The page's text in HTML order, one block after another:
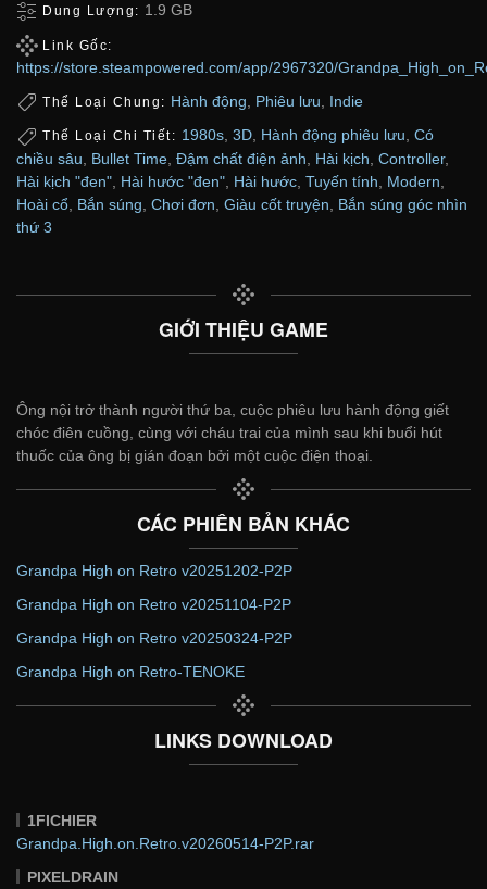
Dung Lượng: 1.9 GB
Link Gốc:
https://store.steampowered.com/app/2967320/
Thể Loại Chung: Hành động Phiêu lưu Indie
Thể Loại Chi Tiết: 1980s, 3D, Hành động phiêu lưu, Có
chiều sâu
Bullet Time Đậm chất điện ảnh Hài kịch Controller,
Hài kịch "đen" Hài hước "đen" Hài hước Tuyến tính Modern
Hoài cổ Bắn súng Chơi đơn Giàu cốt truyện
Bắn súng góc nhìn
thứ 3
GIỚI THIỆU GAME
Ông nội trở thành người thứ ba, cuộc phiêu lưu hành động giết
chóc điên cuồng, cùng với cháu trai của mình sau khi buổi hút
thuốc của ông bị gián đoạn bởi một cuộc điện thoại.
CÁC PHIÊN BẢN KHÁC
Grandpa High on Retro v20251202-P2P
Grandpa High on Retro v20251104-P2P
Grandpa High on Retro v20250324-P2P
Grandpa High on Retro-TENOKE
LINKS DOWNLOAD
1FICHIER
Grandpa.High.on.Retro.v20260514-P2P.rar
PIXELDRAIN